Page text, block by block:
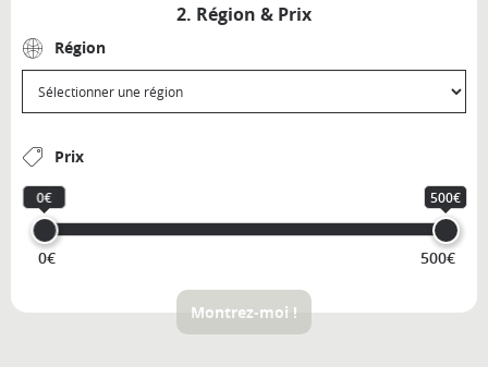
2. Région & Prix
Région
Prix
0€ 500€
0€ 500€
Montrez-moi !